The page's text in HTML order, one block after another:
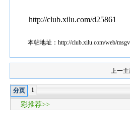
http://club.xilu.com/d25861
本帖地址：http://club.xilu.com/web/
上一主
分页 1
彩推荐>>